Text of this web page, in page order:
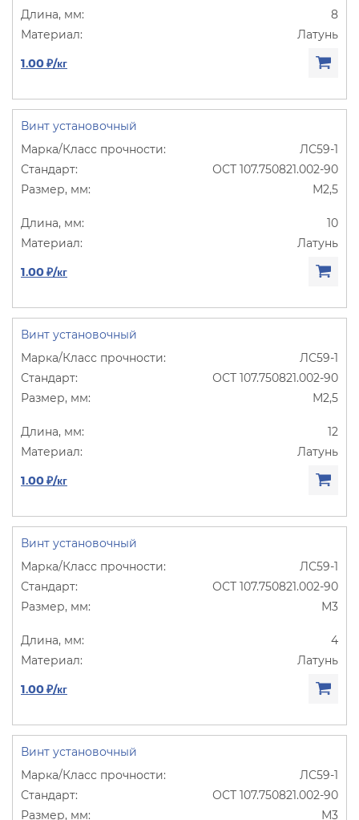
8
Латунь
1.00 ₽/кг
Винт установочный
ЛС59-1
ОСТ 107.750821.002-90
М2,5
10
Латунь
1.00 ₽/кг
Винт установочный
ЛС59-1
ОСТ 107.750821.002-90
М2,5
12
Латунь
1.00 ₽/кг
Винт установочный
ЛС59-1
ОСТ 107.750821.002-90
М3
4
Латунь
1.00 ₽/кг
Винт установочный
ЛС59-1
ОСТ 107.750821.002-90
М3